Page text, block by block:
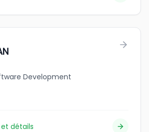
Development
détails